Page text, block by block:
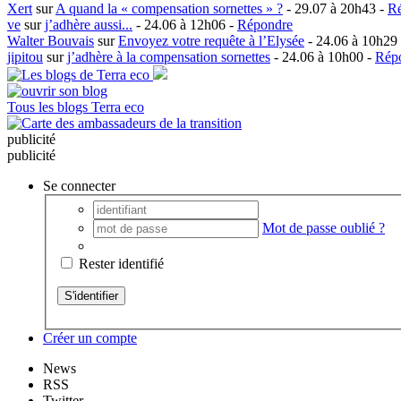
Xert surA quand la « compensation sornettes » ? - 29.07 à 20h43 -
ve surj’adhère aussi... - 24.06 à 12h06 - Répondre
Walter Bouvais surEnvoyez votre requête à l’Elysée - 24.06 à 10h29
jipitou surj’adhère à la compensation sornettes - 24.06 à 10h00 -
Tous les blogs Terra eco
publicité
publicité
Se connecter
Mot de passe oublié ?
Rester identifié
Créer un compte
News
RSS